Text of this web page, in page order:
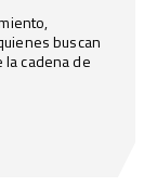
buscan
cadena de